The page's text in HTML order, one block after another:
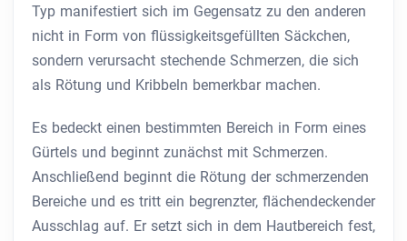
Typ manifestiert sich im Gegensatz zu den anderen
nicht in Form von flüssigkeitsgefüllten Säckchen,
sondern verursacht stechende Schmerzen, die sich
als Rötung und Kribbeln bemerkbar machen.
Es bedeckt einen bestimmten Bereich in Form eines
Gürtels und beginnt zunächst mit Schmerzen.
Anschließend beginnt die Rötung der schmerzenden
Bereiche und es tritt ein begrenzter, flächendeckender
Ausschlag auf. Er setzt sich in dem Hautbereich fest,